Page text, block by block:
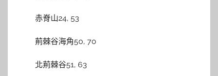
赤脊山24, 53
荊棘谷海角50, 70
北荊棘谷51, 63